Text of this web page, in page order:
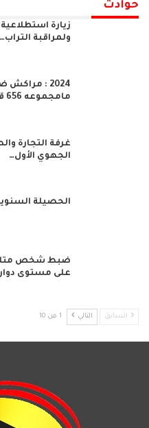
حوادث
زيارة
ولمراقبة التراب…
2024 :
مامجموعه 656 قضية…
غرفة التجارة
الجهوي الأول…
الحصيلة السنوية
ضبط شخص
على مستوى
السابق التالي 1 من 10